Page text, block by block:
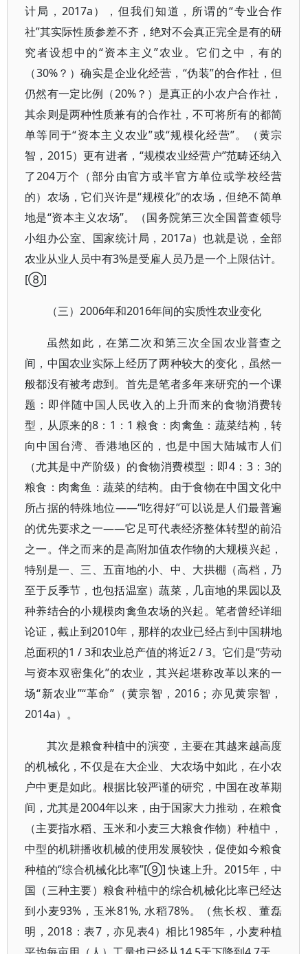
计局，2017a），但我们知道，所谓的“专业合作
社”其实际性质参差不齐，绝对不会真正完全是有的研
究者设想中的“资本主义”农业。它们之中，有的
（30%？）确实是企业化经营，“伪装”的合作社，但
仍然有一定比例（20%？）是真正的小农户合作社，
其余则是两种性质兼有的合作社，不可将所有的都简
单等同于“资本主义农业”或“规模化经营”。（黄宗
智，2015）更有进者，“规模农业经营户”范畴还纳入
了204万个（部分由官方或半官方单位或学校经营
的）农场，它们兴许是“规模化”的农场，但绝不简单
地是“资本主义农场”。（国务院第三次全国普查领导
小组办公室、国家统计局，2017a）也就是说，全部
农业从业人员中有3%是受雇人员乃是一个上限估计。
[⑧]
（三）2006年和2016年间的实质性农业变化
虽然如此，在第二次和第三次全国农业普查之
间，中国农业实际上经历了两种较大的变化，虽然一
般都没有被考虑到。首先是笔者多年来研究的一个课
题：即伴随中国人民收入的上升而来的食物消费转
型，从原来的8：1：1 粮食：肉禽鱼：蔬菜结构，转
向中国台湾、香港地区的，也是中国大陆城市人们
（尤其是中产阶级）的食物消费模型：即4：3：3的
粮食：肉禽鱼：蔬菜的结构。由于食物在中国文化中
所占据的特殊地位——“吃得好”可以说是人们最普遍
的优先要求之一——它足可代表经济整体转型的前沿
之一。伴之而来的是高附加值农作物的大规模兴起，
特别是一、三、五亩地的小、中、大拱棚（高档，乃
至于反季节，也包括温室）蔬菜，几亩地的果园以及
种养结合的小规模肉禽鱼农场的兴起。笔者曾经详细
论证，截止到2010年，那样的农业已经占到中国耕地
总面积的1 / 3和农业总产值的将近2 / 3。它们是“劳动
与资本双密集化”的农业，其兴起堪称改革以来的一
场“新农业”“革命”（黄宗智，2016；亦见黄宗智，
2014a）。
其次是粮食种植中的演变，主要在其越来越高度
的机械化，不仅是在大企业、大农场中如此，在小农
户中更是如此。根据比较严谨的研究，中国在改革期
间，尤其是2004年以来，由于国家大力推动，在粮食
（主要指水稻、玉米和小麦三大粮食作物）种植中，
中型的机耕播收机械的使用发展较快，促使如今粮食
种植的“综合机械化比率”[⑨] 快速上升。2015年，中
国（三种主要）粮食种植中的综合机械化比率已经达
到小麦93%，玉米81%, 水稻78%。（焦长权、董磊
明，2018：表7，亦见表4）相比1985年，小麦种植